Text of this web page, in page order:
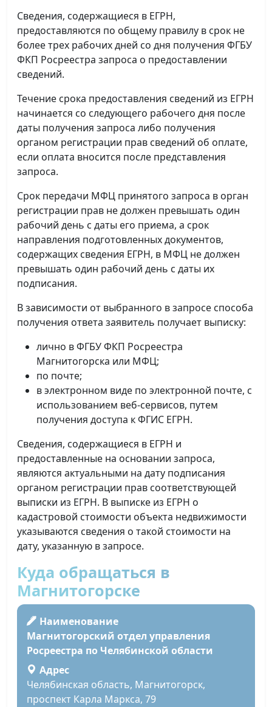
Сведения, содержащиеся в ЕГРН,
предоставляются по общему правилу в срок не
более трех рабочих дней со дня получения ФГБУ
ФКП Росреестра запроса о предоставлении
сведений.
Течение срока предоставления сведений из ЕГРН
начинается со следующего рабочего дня после
даты получения запроса либо получения
органом регистрации прав сведений об оплате,
если оплата вносится после представления
запроса.
Срок передачи МФЦ принятого запроса в орган
регистрации прав не должен превышать один
рабочий день с даты его приема, а срок
направления подготовленных документов,
содержащих сведения ЕГРН, в МФЦ не должен
превышать один рабочий день с даты их
подписания.
В зависимости от выбранного в запросе способа
получения ответа заявитель получает выписку:
лично в ФГБУ ФКП Росреестра
Магнитогорска или МФЦ;
по почте;
в электронном виде по электронной почте, с
использованием веб-сервисов, путем
получения доступа к ФГИС ЕГРН.
Сведения, содержащиеся в ЕГРН и
предоставленные на основании запроса,
являются актуальными на дату подписания
органом регистрации прав соответствующей
выписки из ЕГРН. В выписке из ЕГРН о
кадастровой стоимости объекта недвижимости
указываются сведения о такой стоимости на
дату, указанную в запросе.
Куда обращаться в
Магнитогорске
Наименование
Магнитогорский отдел управления
Росреестра по Челябинской области
Адрес
Челябинская область, Магнитогорск,
проспект Карла Маркса, 79